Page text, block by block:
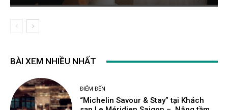
BÀI XEM NHIỀU NHẤT
ĐIỂM ĐẾN
“Michelin Savour & Stay” tại Khách